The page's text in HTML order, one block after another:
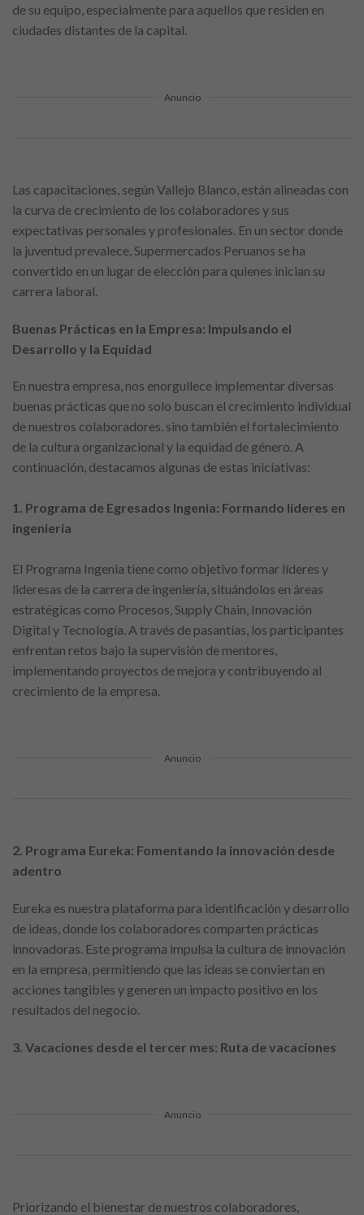
de su equipo, especialmente para aquellos que residen en
ciudades distantes de la capital.
Anuncio
Las capacitaciones, según Vallejo Blanco, están alineadas con
la curva de crecimiento de los colaboradores y sus
expectativas personales y profesionales. En un sector donde
la juventud prevalece, Supermercados Peruanos se ha
convertido en un lugar de elección para quienes inician su
carrera laboral.
Buenas Prácticas en la Empresa: Impulsando el
Desarrollo y la Equidad
En nuestra empresa, nos enorgullece implementar diversas
buenas prácticas que no solo buscan el crecimiento individual
de nuestros colaboradores, sino también el fortalecimiento
de la cultura organizacional y la equidad de género. A
continuación, destacamos algunas de estas iniciativas:
1. Programa de Egresados Ingenia: Formando líderes en
ingeniería
El Programa Ingenia tiene como objetivo formar líderes y
lideresas de la carrera de ingeniería, situándolos en áreas
estratégicas como Procesos, Supply Chain, Innovación
Digital y Tecnología. A través de pasantías, los participantes
enfrentan retos bajo la supervisión de mentores,
implementando proyectos de mejora y contribuyendo al
crecimiento de la empresa.
Anuncio
2. Programa Eureka: Fomentando la innovación desde
adentro
Eureka es nuestra plataforma para identificación y desarrollo
de ideas, donde los colaboradores comparten prácticas
innovadoras. Este programa impulsa la cultura de innovación
en la empresa, permitiendo que las ideas se conviertan en
acciones tangibles y generen un impacto positivo en los
resultados del negocio.
3. Vacaciones desde el tercer mes: Ruta de vacaciones
Anuncio
Priorizando el bienestar de nuestros colaboradores,